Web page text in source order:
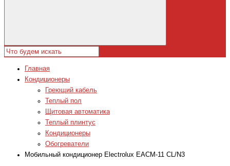
Главная
Кондиционеры
Греющий кабель
Теплый пол
Щитовая автоматика
Теплый плинтус
Кондиционеры
Обогреватели
Мобильный кондиционер Electrolux EACM-11 CL/N3